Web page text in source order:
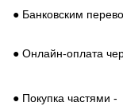
● Банковским
● Онлайн-оплата
● Покупка частями -